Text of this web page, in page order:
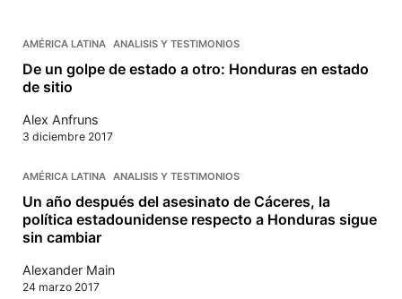
AMÉRICA LATINA ANALISIS Y TESTIMONIOS
De un golpe de estado a otro: Honduras en estado
de sitio
Alex Anfruns
3 diciembre 2017
AMÉRICA LATINA ANALISIS Y TESTIMONIOS
Un año después del asesinato de Cáceres, la
política estadounidense respecto a Honduras sigue
sin cambiar
Alexander Main
24 marzo 2017